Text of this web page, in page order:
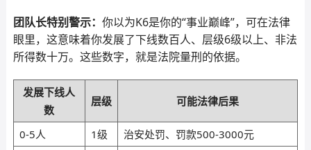
团队长特别警示： 你以为K6是你的“事业巅峰”，可在法律
眼里，这意味着你发展了下线数百人、层级6级以上、非法
所得数十万。这些数字，就是法院量刑的依据。
发展下线人
数
层级 可能法律后果
0-5人 1级
治安处罚、罚款500-3000元